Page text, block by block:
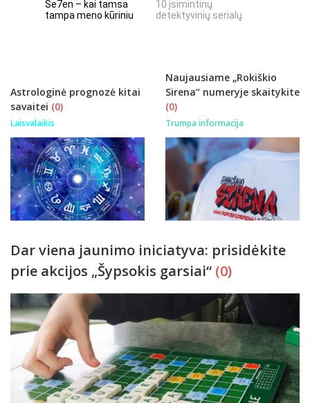
Se7en – kai tamsa
tampa meno kūriniu
10 įsimintinų
detektyvinių serialų
Astrologinė prognozė kitai
savaitei (0)
Laisvalaikis
Naujausiame „Rokiškio
Sirena“ numeryje skaitykite
(0)
Trumpa informacija
Dar viena jaunimo iniciatyva: prisidėkite
prie akcijos „Šypsokis garsiai“ (0)